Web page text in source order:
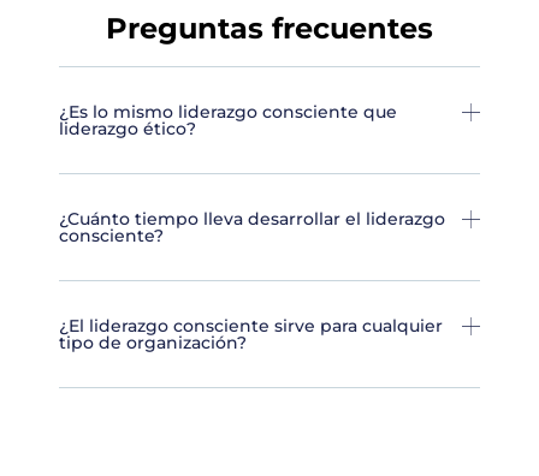
Preguntas frecuentes
¿Es lo mismo liderazgo consciente que
liderazgo ético?
¿Cuánto tiempo lleva desarrollar el liderazgo
consciente?
¿El liderazgo consciente sirve para cualquier
tipo de organización?